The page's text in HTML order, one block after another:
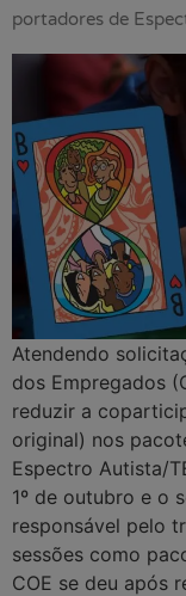
portadores de
Atendendo
dos Empregados
reduzir a
original) nos
Espectro Autista/
1º de outubro e o
responsável pelo
sessões como
COE se deu após